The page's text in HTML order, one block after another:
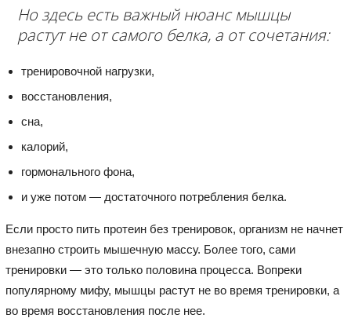
Но здесь есть важный нюанс мышцы
растут не от самого белка, а от сочетания:
тренировочной нагрузки,
восстановления,
сна,
калорий,
гормонального фона,
и уже потом — достаточного потребления белка.
Если просто пить протеин без тренировок, организм не начнет
внезапно строить мышечную массу. Более того, сами
тренировки — это только половина процесса. Вопреки
популярному мифу, мышцы растут не во время тренировки, а
во время восстановления после нее.